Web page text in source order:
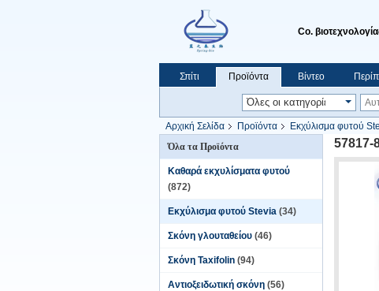
Co.
Σπίτι Προϊόντα Βίντεο
Ζητήστε ένα απόσπασμα
Αρχική Σελίδα Προϊόντα Εκχύλισμα φυτού
Όλα τα Προϊόντα
Καθαρά εκχυλίσματα φυτού
(872)
Εκχύλισμα φυτού Stevia (34)
Σκόνη γλουταθείου (46)
Σκόνη Taxifolin (94)
Αντιοξειδωτική σκόνη (56)
57817-